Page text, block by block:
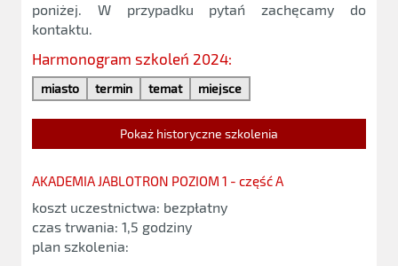
poniżej. W przypadku pytań zachęcamy do
kontaktu.
Harmonogram szkoleń 2024:
miasto termin temat miejsce
Pokaż historyczne szkolenia
AKADEMIA JABLOTRON POZIOM 1 - część A
koszt uczestnictwa: bezpłatny
czas trwania: 1,5 godziny
plan szkolenia: